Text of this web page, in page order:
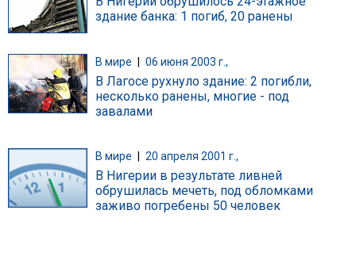
здание банка: 1 погиб, 20 ранены
В мире | 06 июня 2003 г.,
В Лагосе рухнуло здание: 2 погибли,
несколько ранены, многие - под
завалами
В мире 20 апреля 2001 г.,
В Нигерии в результате ливней
обрушилась мечеть, под обломками
заживо погребены 50 человек